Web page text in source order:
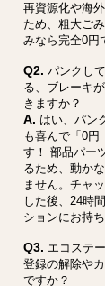
再資源化や海
ため、粗大ご
みなら完全0円
Q2. パンクし
る、ブレーキ
きますか？
A. はい、パン
も喜んで「0円
す！ 部品パー
るため、動か
ません。チャ
した後、24時
ションにお持
Q3. エコステ
登録の解除や
ですか？